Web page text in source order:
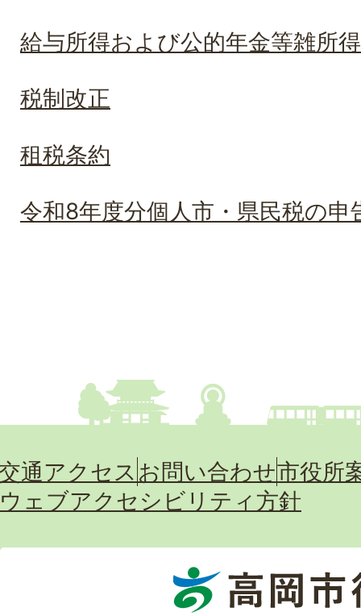
給与所得および公的年金等雑所
税制改正
租税条約
令和8年度分個人市・県民税の申
通アクセス お問い合わせ市役所
ウェブアクセシビリティ方針